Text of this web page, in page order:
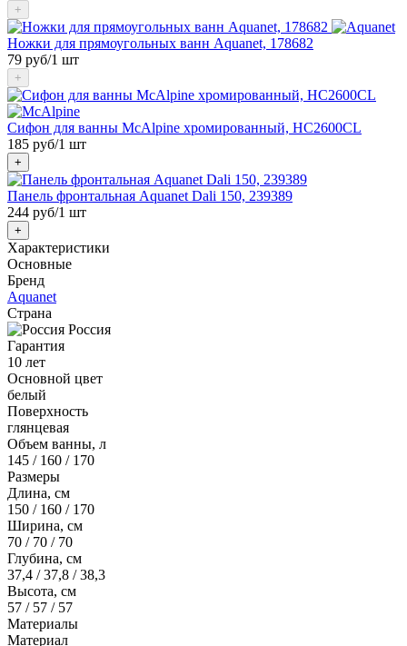
+
Ножки для прямоугольных ванн Aquanet, 178682
79 руб/1 шт
+
Сифон для ванны McAlpine хромированный, HC2600CL
185 руб/1 шт
+
Панель фронтальная Aquanet Dali 150, 239389
244 руб/1 шт
+
Характеристики
Основные
Бренд
Aquanet
Страна
Россия
Гарантия
10 лет
Основной цвет
белый
Поверхность
глянцевая
Объем ванны, л
145 / 160 / 170
Размеры
Длина, см
150 / 160 / 170
Ширина, см
70 / 70 / 70
Глубина, см
37,4 / 37,8 / 38,3
Высота, см
57 / 57 / 57
Материалы
Материал